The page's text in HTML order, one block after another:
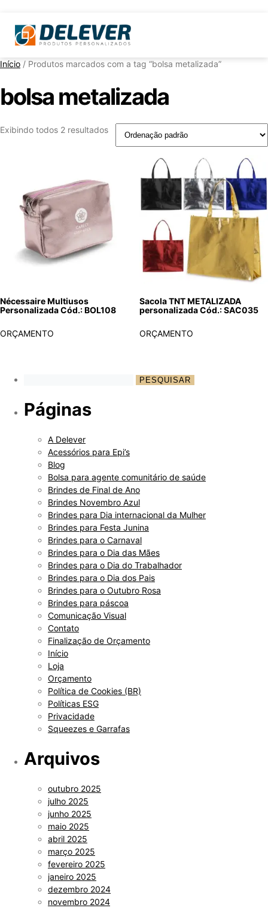
Início / Produtos marcados com a tag “bolsa metalizada”
bolsa metalizada
Exibindo todos 2 resultados
Nécessaire Multiusos
Personalizada Cód.: BOL108
ORÇAMENTO
Sacola TNT METALIZADA
personalizada Cód.: SAC035
ORÇAMENTO
Páginas
A Delever
Acessórios para Epi’s
Blog
Bolsa para agente comunitário de saúde
Brindes de Final de Ano
Brindes Novembro Azul
Brindes para Dia internacional da Mulher
Brindes para Festa Junina
Brindes para o Carnaval
Brindes para o Dia das Mães
Brindes para o Dia do Trabalhador
Brindes para o Dia dos Pais
Brindes para o Outubro Rosa
Brindes para páscoa
Comunicação Visual
Contato
Finalização de Orçamento
Início
Loja
Orçamento
Política de Cookies (BR)
Políticas ESG
Privacidade
Squeezes e Garrafas
Arquivos
outubro 2025
julho 2025
junho 2025
maio 2025
abril 2025
março 2025
fevereiro 2025
janeiro 2025
dezembro 2024
novembro 2024